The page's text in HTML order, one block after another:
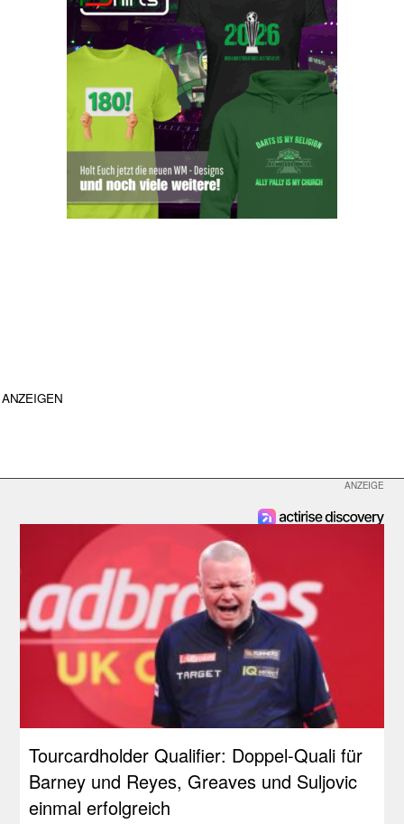
ANZEIGEN
Tourcardholder Qualifier: Doppel-Quali für
Barney und Reyes, Greaves und Suljovic
einmal erfolgreich